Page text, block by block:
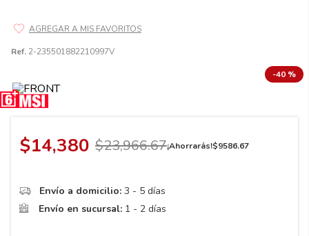
Ref. 2-235501882210997V
-40 %
$14,380 $23,966.67¡Ahorrarás!$9586.67
Envío a domicilio: 3 - 5 días
Envío en sucursal: 1 - 2 días